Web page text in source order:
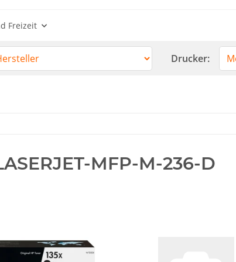
Freizeit
Drucker:
MFP-M-236-D